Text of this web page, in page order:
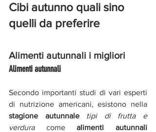
Cibi autunno quali sino
quelli da preferire
Alimenti autunnali i migliori
Alimenti autunnali
Secondo importanti studi di vari esperti
stagione autunnale tipi di frutta e
verdura come